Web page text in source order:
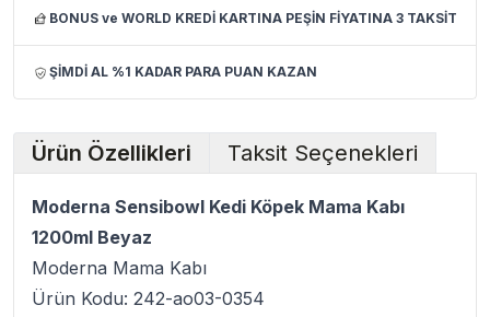
BONUS ve WORLD KREDİ KARTINA PEŞİN FİYATINA 3 TAKSİT
ŞİMDİ AL %1 KADAR PARA PUAN KAZAN
Ürün Özellikleri Taksit Seçenekleri
Moderna Sensibowl Kedi Köpek Mama Kabı
1200ml Beyaz
Moderna Mama Kabı
Ürün Kodu: 242-ao03-0354